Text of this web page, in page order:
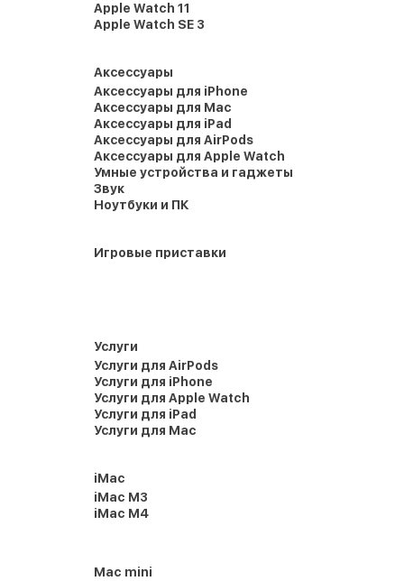
Apple Watch 11
Apple Watch SE 3
Аксессуары
Аксессуары для iPhone
Аксессуары для Mac
Аксессуары для iPad
Аксессуары для AirPods
Аксессуары для Apple Watch
Умные устройства и гаджеты
Звук
Ноутбуки и ПК
Игровые приставки
Услуги
Услуги для AirPods
Услуги для iPhone
Услуги для Apple Watch
Услуги для iPad
Услуги для Mac
iMac
iMac M3
iMac M4
Mac mini